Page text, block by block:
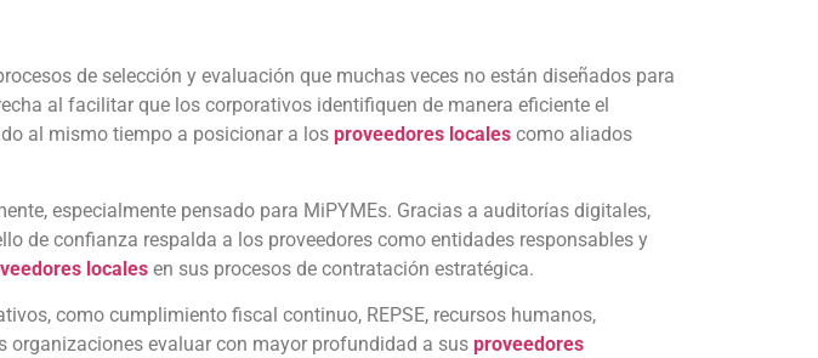
de selección y evaluación que muchas veces no están diseñados para
al facilitar que los corporativos identifiquen de manera eficiente el
al mismo tiempo a posicionar a los proveedores locales como aliados
especialmente pensado para MiPYMEs. Gracias a auditorías digitales,
de confianza respalda a los proveedores como entidades responsables y
locales en sus procesos de contratación estratégica.
como cumplimiento fiscal continuo, REPSE, recursos humanos,
evaluar con mayor profundidad a sus proveedores